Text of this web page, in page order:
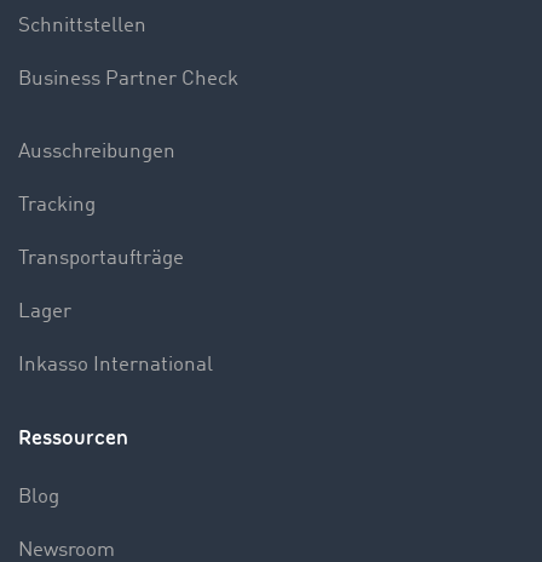
Schnittstellen
Business Partner Check
Ausschreibungen
Tracking
Transportaufträge
Lager
Inkasso International
Ressourcen
Blog
Newsroom